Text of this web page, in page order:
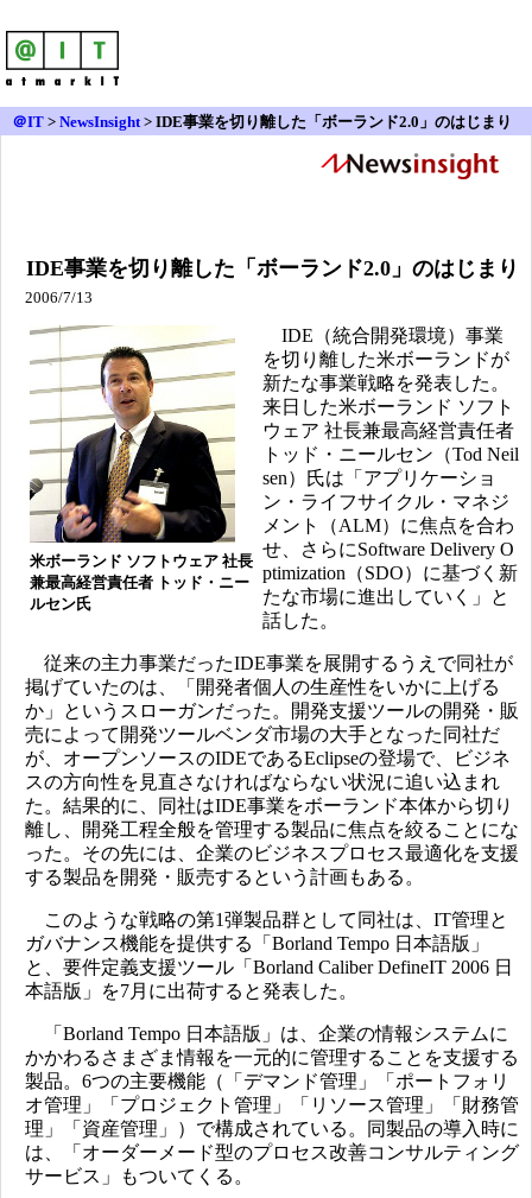
＠IT > NewsInsight> IDE事業を切り離した「ボーランド2.0」のはじまり
IDE事業を切り離した「ボーランド2.0」のはじまり
2006/7/13
米ボーランド ソフトウェア 社長
兼最高経営責任者 トッド・ニー
ルセン氏
IDE（統合開発環境）事業
を切り離した米ボーランドが
新たな事業戦略を発表した。
来日した米ボーランド ソフト
ウェア 社長兼最高経営責任者
トッド・ニールセン（Tod Neil
sen）氏は「アプリケーショ
ン・ライフサイクル・マネジ
メント（ALM）に焦点を合わ
せ、さらにSoftware Delivery O
ptimization（SDO）に基づく新
たな市場に進出していく」と
話した。
従来の主力事業だったIDE事業を展開するうえで同社が
掲げていたのは、「開発者個人の生産性をいかに上げる
か」というスローガンだった。開発支援ツールの開発・販
売によって開発ツールベンダ市場の大手となった同社だ
が、オープンソースのIDEであるEclipseの登場で、ビジネ
スの方向性を見直さなければならない状況に追い込まれ
た。結果的に、同社はIDE事業をボーランド本体から切り
離し、開発工程全般を管理する製品に焦点を絞ることにな
った。その先には、企業のビジネスプロセス最適化を支援
する製品を開発・販売するという計画もある。
このような戦略の第1弾製品群として同社は、IT管理と
ガバナンス機能を提供する「Borland Tempo 日本語版」
と、要件定義支援ツール「Borland Caliber DefineIT 2006 日
本語版」を7月に出荷すると発表した。
「Borland Tempo 日本語版」は、企業の情報システムに
かかわるさまざま情報を一元的に管理することを支援する
製品。6つの主要機能（「デマンド管理」「ポートフォリ
オ管理」「プロジェクト管理」「リソース管理」「財務管
理」「資産管理」）で構成されている。同製品の導入時に
は、「オーダーメード型のプロセス改善コンサルティング
サービス」もついてくる。